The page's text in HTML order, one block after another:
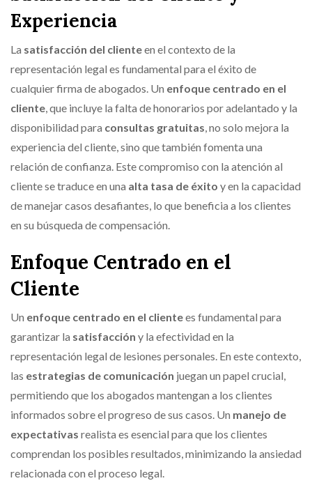
Experiencia
La satisfacción del clienteen el contexto de la
representación legal es fundamental para el éxito de
cualquier firma de abogados. Un enfoque centrado en el
cliente , que incluye la falta de honorarios por adelantado y la
disponibilidad para consultas gratuitas , no solo mejora la
experiencia del cliente, sino que también fomenta una
relación de confianza. Este compromiso con la atención al
cliente se traduce en una alta tasa de éxito y en la capacidad
de manejar casos desafiantes, lo que beneficia a los clientes
en su búsqueda de compensación.
Enfoque Centrado en el
Cliente
Un enfoque centrado en el clientees fundamental para
garantizar la satisfacción y la efectividad en la
representación legal de lesiones personales. En este contexto,
las estrategias de comunicación juegan un papel crucial,
permitiendo que los abogados mantengan a los clientes
informados sobre el progreso de sus casos. Un manejo de
expectativas realista es esencial para que los clientes
comprendan los posibles resultados, minimizando la ansiedad
relacionada con el proceso legal.